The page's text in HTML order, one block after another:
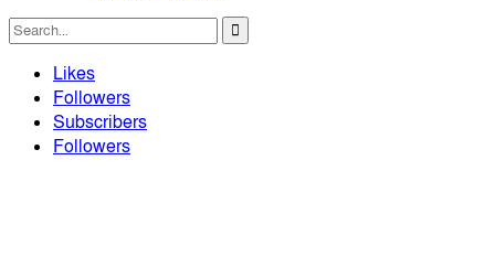
Likes
Followers
Subscribers
Followers